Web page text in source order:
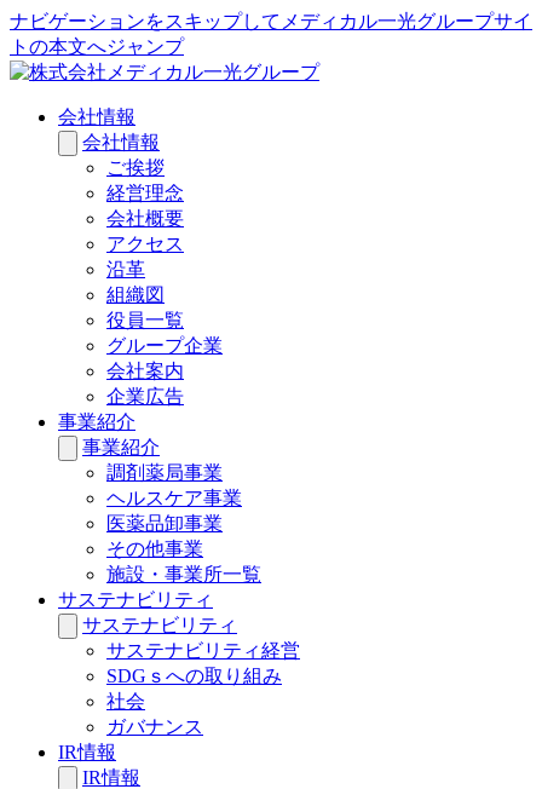
ナビゲーションをスキップしてメディカル一光グループサイ
トの本文へジャンプ
会社情報
会社情報
ご挨拶
経営理念
会社概要
アクセス
沿革
組織図
役員一覧
グループ企業
会社案内
企業広告
事業紹介
事業紹介
調剤薬局事業
ヘルスケア事業
医薬品卸事業
その他事業
施設・事業所一覧
サステナビリティ
サステナビリティ
サステナビリティ経営
SDGｓへの取り組み
社会
ガバナンス
IR情報
IR情報